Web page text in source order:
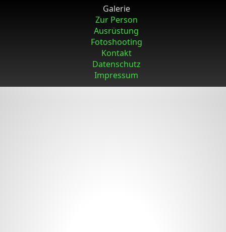
Galerie
Zur Person
Ausrüstung
Fotoshooting
Kontakt
Datenschutz
Impressum